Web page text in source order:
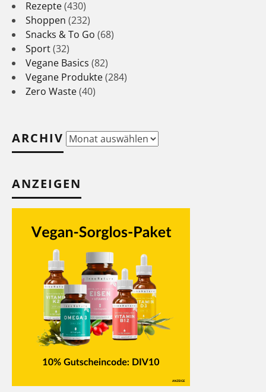
Rezepte(430)
Shoppen (232)
Snacks & To Go (68)
Sport(32)
Vegane Basics (82)
Vegane Produkte(284)
Zero Waste(40)
ARCHIV Archiv
ANZEIGEN